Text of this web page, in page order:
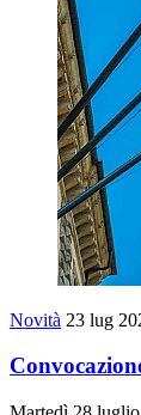
Novità 23 lug